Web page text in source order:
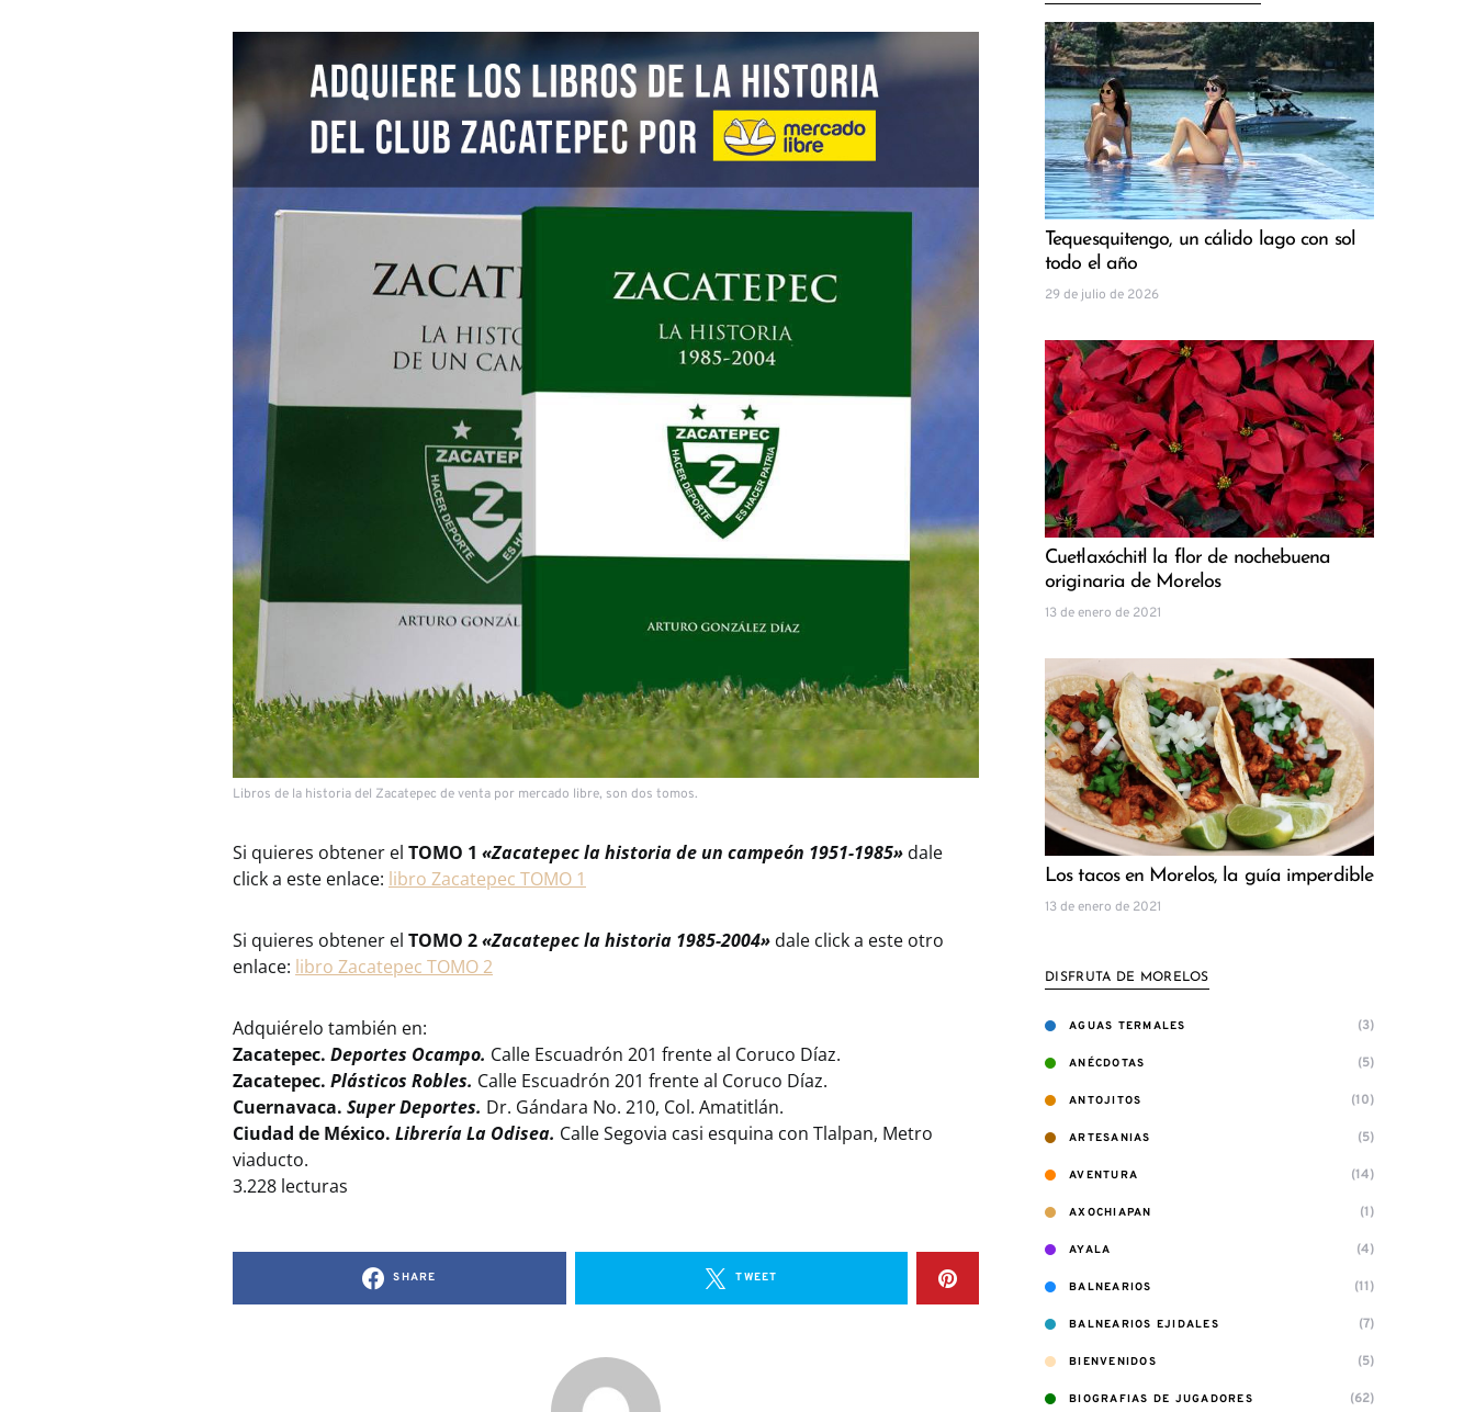
Libros de la historia del Zacatepec de venta por mercado libre, son dos tomos.
Si quieres obtener el TOMO 1 «Zacatepec la historia de un campeón 1951-1985» dale
click a este enlace: libro Zacatepec TOMO 1
Si quieres obtener el TOMO 2«Zacatepec la historia 1985-2004» dale click a este otro
enlace: libro Zacatepec TOMO 2
Adquiérelo también en:
Zacatepec. Deportes Ocampo. Calle Escuadrón 201 frente al Coruco Díaz.
Zacatepec. Plásticos Robles. Calle Escuadrón 201 frente al Coruco Díaz.
Cuernavaca. Super Deportes. Dr. Gándara No. 210, Col. Amatitlán.
Ciudad de México. Librería La Odisea. Calle Segovia casi esquina con Tlalpan, Metro
viaducto.
3.228 lecturas
SHARE TWEET
Tequesquitengo, un cálido lago con sol
todo el año
29 de julio de 2026
Cuetlaxóchitl la flor de nochebuena
originaria de Morelos
13 de enero de 2021
Los tacos en Morelos, la guía imperdible
13 de enero de 2021
DISFRUTA DE MORELOS
AGUAS TERMALES (3)
ANÉCDOTAS (5)
ANTOJITOS (10)
ARTESANIAS (5)
AVENTURA (14)
AXOCHIAPAN (1)
AYALA (4)
BALNEARIOS (11)
BALNEARIOS EJIDALES (7)
BIENVENIDOS (5)
BIOGRAFIAS DE JUGADORES (62)